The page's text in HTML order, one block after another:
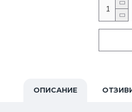
ОПИСАНИЕ